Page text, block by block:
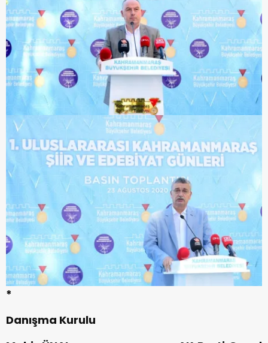
*
Danışma Kurulu